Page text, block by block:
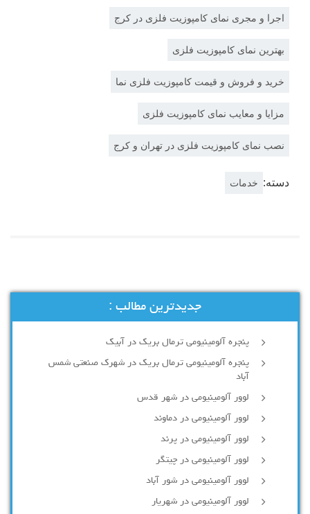
اجرا و مجری نمای کامپوزیت فلزی در کرج
بهترین نمای کامپوزیت فلزی
خرید و فروش و قیمت کامپوزیت فلزی نما
مزایا و معایب نمای کامپوزیت فلزی
نصب نمای کامپوزیت فلزی در تهران و کرج
دسته: خدمات
جدیدترین مطالب :
پنجره آلومینیومی ترمال بریک در آبیک
پنجره آلومینیومی ترمال بریک در شهرک صنعتی شمس
آباد
لوور آلومینیومی در شهر قدس
لوور آلومینیومی در دماوند
لوور آلومینیومی در پرند
لوور آلومینیومی در چیتگر
لوور آلومینیومی در شور آباد
لوور آلومينيومي در شهريار